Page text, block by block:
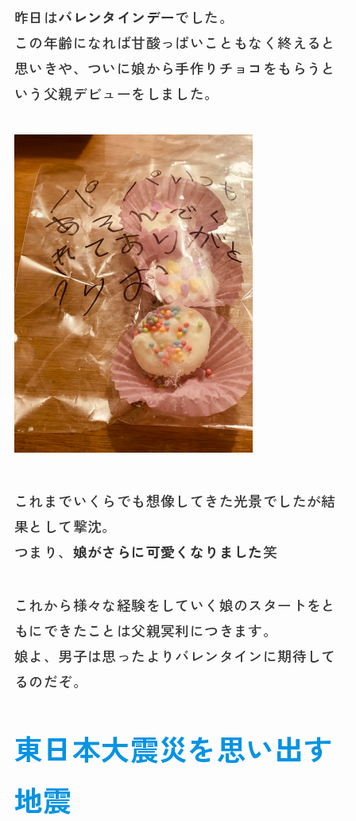
昨日はバレンタインデーでした。
この年齢になれば甘酸っぱいこともなく終えると
思いきや、ついに娘から手作りチョコをもらうと
いう父親デビューをしました。
これまでいくらでも想像してきた光景でしたが結
果として撃沈。
つまり、 娘がさらに可愛くなりました笑
これから様々な経験をしていく娘のスタートをと
もにできたことは父親冥利につきます。
娘よ、男子は思ったよりバレンタインに期待して
るのだぞ。
東日本大震災を思い出す
地震